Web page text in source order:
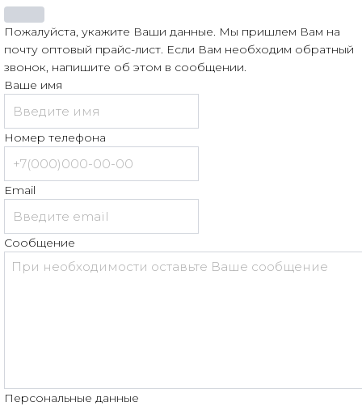
Пожалуйста, укажите Ваши данные. Мы пришлем Вам на
почту оптовый прайс-лист. Если Вам необходим обратный
звонок, напишите об этом в сообщении.
Ваше имя
Номер телефона
Email
Сообщение
Персональные данные